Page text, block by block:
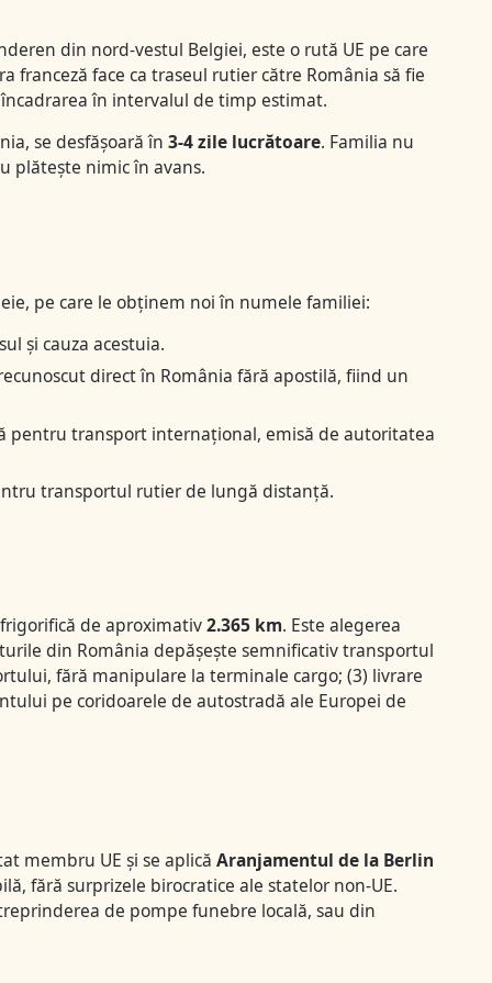
din nord-vestul Belgiei, este o rută UE pe care
franceză face ca traseul rutier către România să fie
în intervalul de timp estimat.
se desfășoară în 3-4 zile lucrătoare. Familia nu
plătește nimic în avans.
pe care le obținem noi în numele familiei:
și cauza acestuia.
direct în România fără apostilă, fiind un
transport internațional, emisă de autoritatea
transportul rutier de lungă distanță.
de aproximativ2.365 km. Este alegerea
din România depășește semnificativ transportul
fără manipulare la terminale cargo; (3) livrare
pe coridoarele de autostradă ale Europei de
membru UE și se aplică Aranjamentul de la Berlin
fără surprizele birocratice ale statelor non-UE.
de pompe funebre locală, sau din